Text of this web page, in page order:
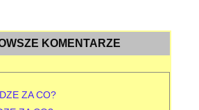
KOMENTARZE
ZA CO?